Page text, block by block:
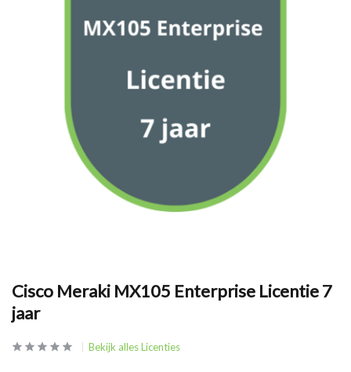
Cisco Meraki MX105 Enterprise Licentie 7
jaar
Bekijk alles Licenties